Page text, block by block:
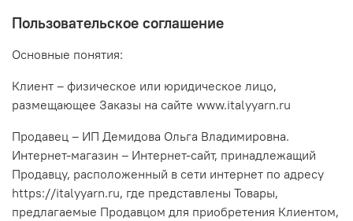
Пользовательское соглашение
Основные понятия:
Клиент – физическое или юридическое лицо,
размещающее Заказы на сайте www.italyyarn.ru
Продавец – ИП Демидова Ольга Владимировна.
Интернет-магазин – Интернет-сайт, принадлежащий
Продавцу, расположенный в сети интернет по адресу
https://italyyarn.ru, где представлены Товары,
предлагаемые Продавцом для приобретения Клиентом,